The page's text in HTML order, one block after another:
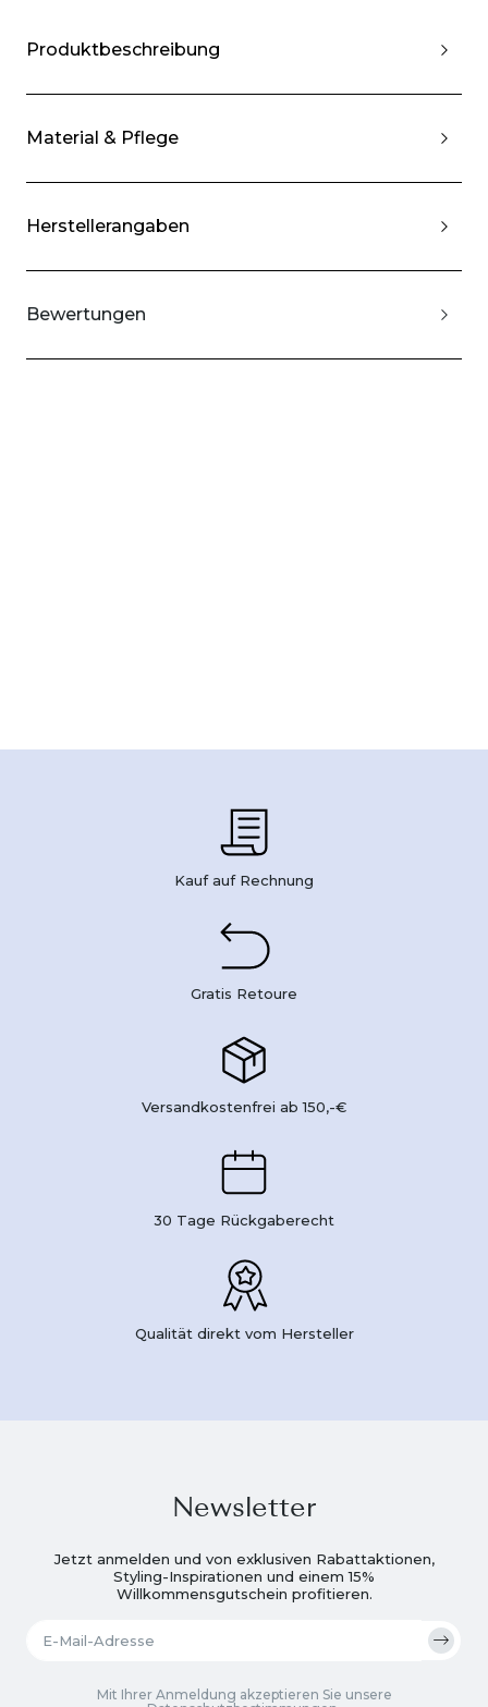
Produktbeschreibung
Material & Pflege
Herstellerangaben
Bewertungen
Kauf auf Rechnung
Gratis Retoure
Versandkostenfrei ab 150,-€
30 Tage Rückgaberecht
Qualität direkt vom Hersteller
Newsletter
Jetzt anmelden und von exklusiven Rabattaktionen,
Styling-Inspirationen und einem 15%
Willkommensgutschein profitieren.
Mit Ihrer Anmeldung akzeptieren Sie unsere